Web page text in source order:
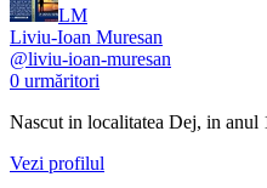
LM
Liviu-Ioan Muresan
@liviu-ioan-muresan
0 urmăritori
Nascut in localitatea Dej, in
Vezi profilul